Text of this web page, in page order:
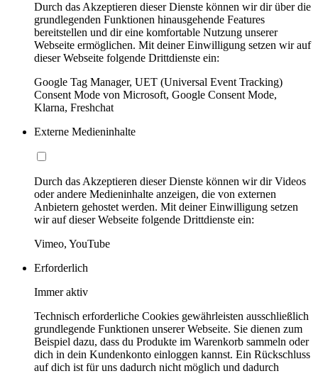
Durch das Akzeptieren dieser Dienste können wir dir über die
grundlegenden Funktionen hinausgehende Features
bereitstellen und dir eine komfortable Nutzung unserer
Webseite ermöglichen. Mit deiner Einwilligung setzen wir auf
dieser Webseite folgende Drittdienste ein:
Google Tag Manager, UET (Universal Event Tracking)
Consent Mode von Microsoft, Google Consent Mode,
Klarna, Freshchat
Externe Medieninhalte
Durch das Akzeptieren dieser Dienste können wir dir Videos
oder andere Medieninhalte anzeigen, die von externen
Anbietern gehostet werden. Mit deiner Einwilligung setzen
wir auf dieser Webseite folgende Drittdienste ein:
Vimeo, YouTube
Erforderlich
Immer aktiv
Technisch erforderliche Cookies gewährleisten ausschließlich
grundlegende Funktionen unserer Webseite. Sie dienen zum
Beispiel dazu, dass du Produkte im Warenkorb sammeln oder
dich in dein Kundenkonto einloggen kannst. Ein Rückschluss
auf dich ist für uns dadurch nicht möglich und dadurch